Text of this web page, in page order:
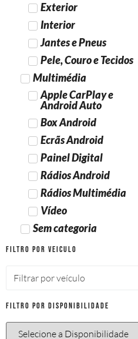
Exterior
Interior
Jantes e Pneus
Pele, Couro e Tecidos
Multimédia
Apple CarPlay e
Android Auto
Box Android
Ecrãs Android
Painel Digital
Rádios Android
Rádios Multimédia
Vídeo
Sem categoria
Filtro por Veiculo
Filtrar por veículo
Filtro por Disponibilidade